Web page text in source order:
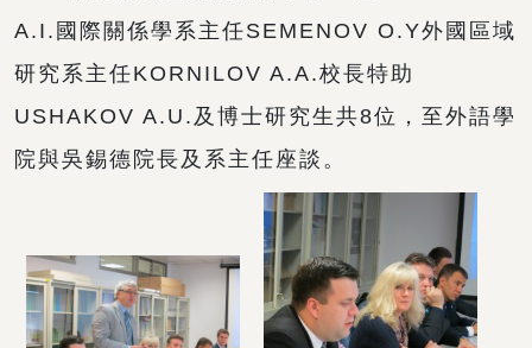
A.I.國際關係學系主任SEMENOV O.Y外國區域
研究系主任KORNILOV A.A.校長特助
USHAKOV A.U.及博士研究生共8位，至外語學
院與吳錫德院長及系主任座談。